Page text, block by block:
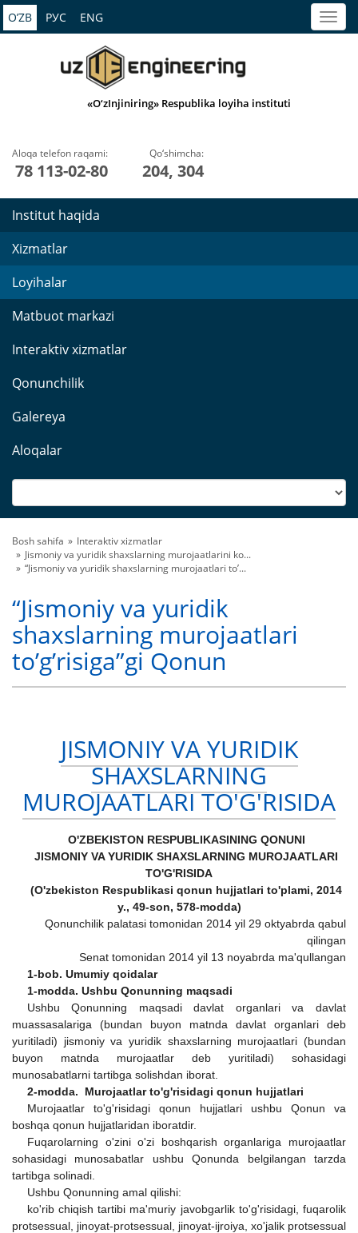
O’ZB РУС ENG
«O‘zInjiniring» Respublika loyiha instituti
Aloqa telefon raqami:
78 113-02-80
Qo‘shimcha:
204, 304
Institut haqida
Xizmatlar
Loyihalar
Matbuot markazi
Interaktiv xizmatlar
Qonunchilik
Galereya
Aloqalar
Bosh sahifa
Interaktiv xizmatlar
Jismoniy va yuridik shaxslarning murojaatlarini ko...
“Jismoniy va yuridik shaxslarning murojaatlari to’...
“Jismoniy va yuridik
shaxslarning murojaatlari
to’g’risiga”gi Qonun
JISMONIY VA YURIDIK
SHAXSLARNING
MUROJAATLARI TO'G'RISIDA
O'ZBEKISTON RESPUBLIKASINING QONUNI
JISMONIY VA YURIDIK SHAXSLARNING MUROJAATLARI
TO'G'RISIDA
(O'zbekiston Respublikasi qonun hujjatlari to'plami, 2014
y., 49-son, 578-modda)
Qonunchilik palatasi tomonidan 2014 yil 29 oktyabrda qabul
qilingan
Senat tomonidan 2014 yil 13 noyabrda ma'qullangan
1-bob. Umumiy qoidalar
1-modda. Ushbu Qonunning maqsadi
Ushbu Qonunning maqsadi davlat organlari va davlat
muassasalariga (bundan buyon matnda davlat organlari deb
yuritiladi) jismoniy va yuridik shaxslarning murojaatlari (bundan
buyon matnda murojaatlar deb yuritiladi) sohasidagi
munosabatlarni tartibga solishdan iborat.
2-modda. Murojaatlar to'g'risidagi qonun hujjatlari
Murojaatlar to'g'risidagi qonun hujjatlari ushbu Qonun va
boshqa qonun hujjatlaridan iboratdir.
Fuqarolarning o'zini o'zi boshqarish organlariga murojaatlar
sohasidagi munosabatlar ushbu Qonunda belgilangan tarzda
tartibga solinadi.
Ushbu Qonunning amal qilishi:
ko'rib chiqish tartibi ma'muriy javobgarlik to'g'risidagi, fuqarolik
protsessual, jinoyat-protsessual, jinoyat-ijroiya, xo'jalik protsessual